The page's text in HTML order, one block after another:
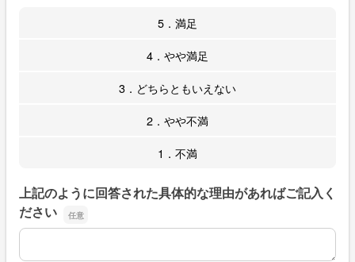
5．満足
4．やや満足
3．どちらともいえない
2．やや不満
1．不満
上記のように回答された具体的な理由があればご記入く
ださい
上記のように回答された具体的な理由があればご記入くだ